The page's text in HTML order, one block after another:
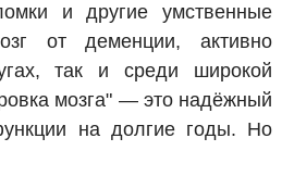
и другие умственные
от деменции, активно
так и среди широкой
мозга" — это надёжный
на долгие годы. Но